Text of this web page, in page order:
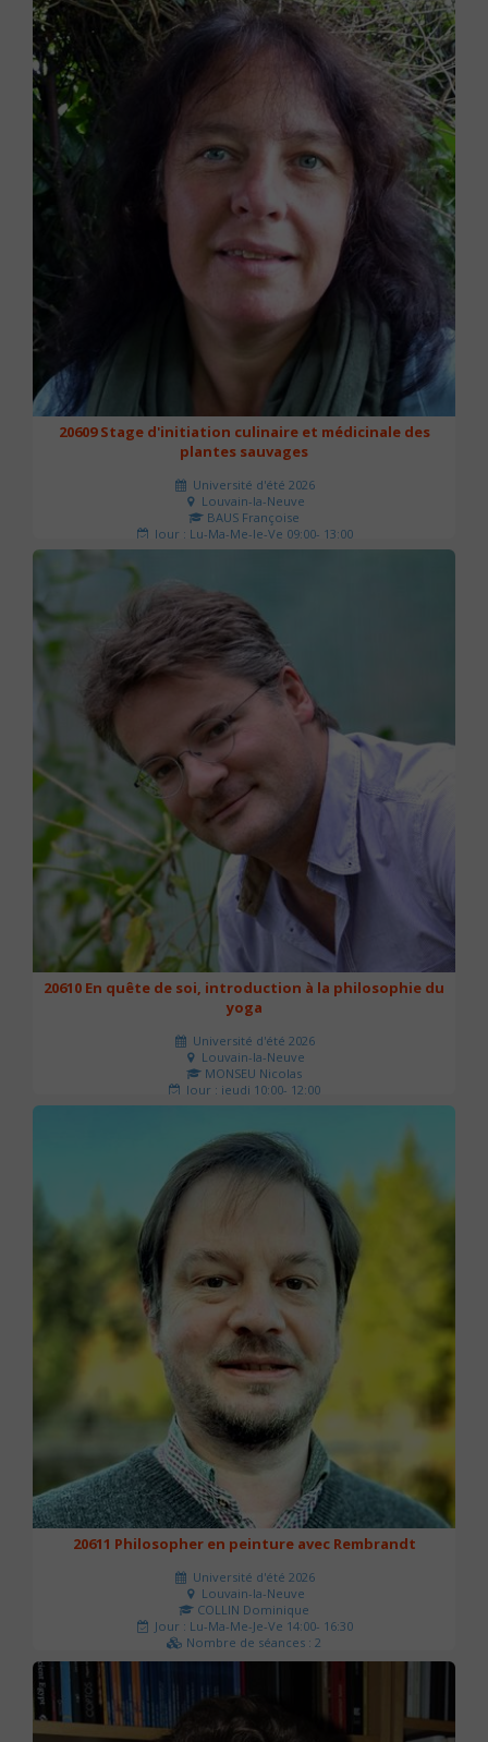
20609 Stage d'initiation culinaire et médicinale des
plantes sauvages
Université d'été 2026
Louvain-la-Neuve
BAUS Françoise
Jour : Lu-Ma-Me-Je-Ve 09:00- 13:00
Nombre de séances : 3
20610 En quête de soi, introduction à la philosophie du
yoga
Université d'été 2026
Louvain-la-Neuve
MONSEU Nicolas
Jour : jeudi 10:00- 12:00
Nombre de séances : 1
20611 Philosopher en peinture avec Rembrandt
Université d'été 2026
Louvain-la-Neuve
COLLIN Dominique
Jour : Lu-Ma-Me-Je-Ve 14:00- 16:30
Nombre de séances : 2
51 €